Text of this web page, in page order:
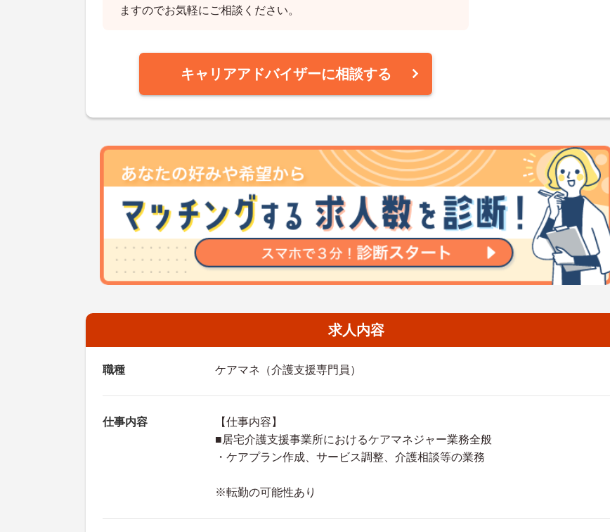
ますのでお気軽にご相談ください。
キャリアアドバイザーに相談する
求人内容
職種 ケアマネ（介護支援専門員）
仕事内容
【仕事内容】
■居宅介護支援事業所におけるケアマネジャー業務全般
・ケアプラン作成、サービス調整、介護相談等の業務
※転勤の可能性あり